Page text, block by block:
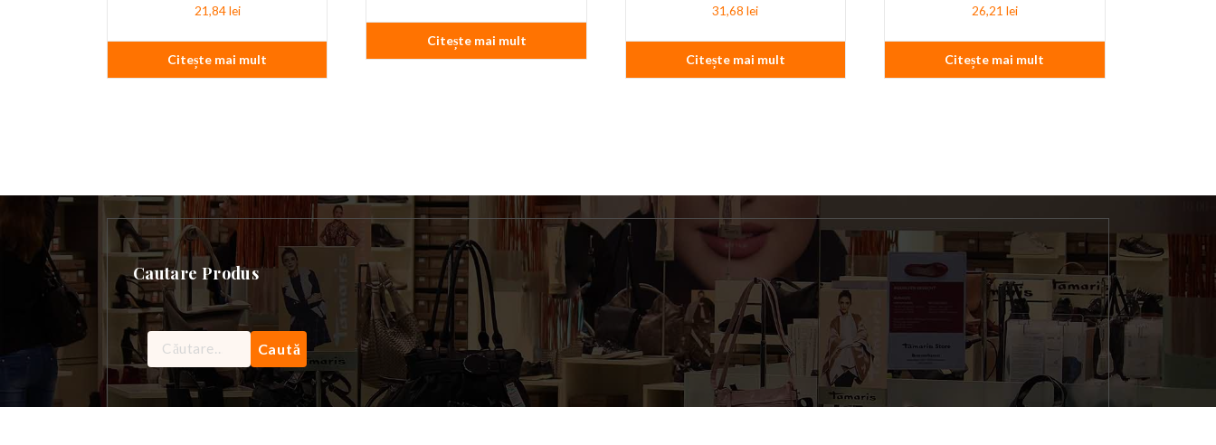
21,84lei
Citește mai mult
Citește mai mult
31,68lei
Citește mai mult
26,21 lei
Citește mai mult
Cautare Produs
Caută
după: